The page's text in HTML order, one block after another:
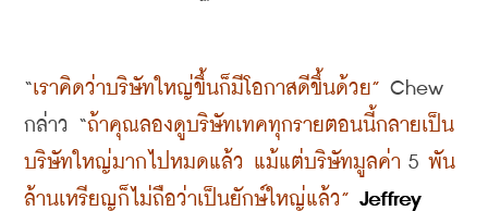
“เราคิดว่าบริษัทใหญ่ขึ้นก็มีโอกาสดีขึ้นด้วย”
กล่าว
“ถ้าคุณลองดูบริษัทเทคทุกรายตอนนี้กลายเป็น
บริษัทใหญ่มากไปหมดแล้ว แม้แต่บริษัทมูลค่า 5 พัน
ล้านเหรียญก็ไม่ถือว่าเป็นยักษ์ใหญ่แล้ว” Jeffrey